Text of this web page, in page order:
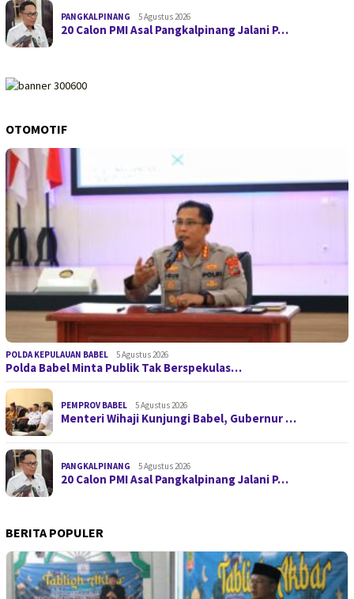
PANGKALPINANG 5 Agustus 2026
20 Calon PMI Asal Pangkalpinang Jalani P…
OTOMOTIF
POLDA KEPULAUAN BABEL 5 Agustus 2026
Polda Babel Minta Publik Tak Berspekulas…
PEMPROV BABEL 5 Agustus 2026
Menteri Wihaji Kunjungi Babel, Gubernur …
PANGKALPINANG 5 Agustus 2026
20 Calon PMI Asal Pangkalpinang Jalani P…
BERITA POPULER